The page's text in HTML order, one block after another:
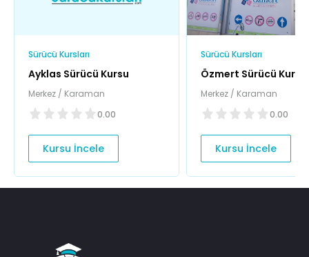
Sürücü Kursları
Ayklas Sürücü Kursu
Merkez / Karaman
0.00
Kursu İncele
Sürücü Kursları
Özmert Sürücü Kursu
Merkez / Karaman
0.00
Kursu İncele